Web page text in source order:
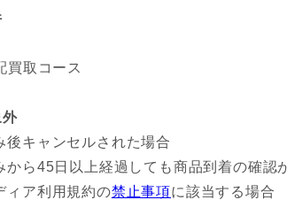
買取コース
外
後キャンセルされた場合
から45日以上経過しても商品到着の確認
ィア利用規約の禁止事項に該当する場合